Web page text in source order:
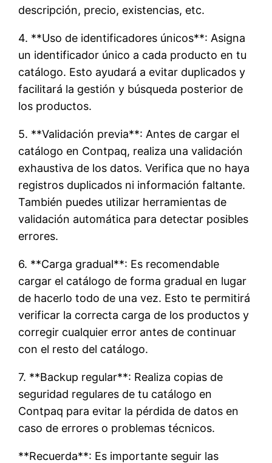
descripción, precio, existencias, etc.
4. **Uso de identificadores únicos**: Asigna
un identificador único a cada producto en tu
catálogo. Esto ayudará a evitar duplicados y
facilitará la gestión y búsqueda posterior de
los productos.
5. **Validación previa**: Antes de cargar el
catálogo en Contpaq, realiza una validación
exhaustiva de los datos. Verifica que no haya
registros duplicados ni información faltante.
También puedes utilizar herramientas de
validación automática para detectar posibles
errores.
6. **Carga gradual**: Es recomendable
cargar el catálogo de forma gradual en lugar
de hacerlo todo de una vez. Esto te permitirá
verificar la correcta carga de los productos y
corregir cualquier error antes de continuar
con el resto del catálogo.
7. **Backup regular**: Realiza copias de
seguridad regulares de tu catálogo en
Contpaq para evitar la pérdida de datos en
caso de errores o problemas técnicos.
**Recuerda**: Es importante seguir las